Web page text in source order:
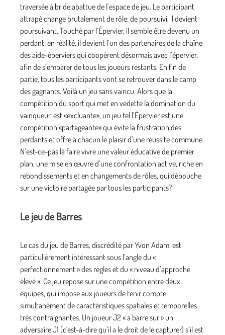
traversée à bride abattue de l’espace de jeu. Le participant
attrapé change brutalement de rôle: de poursuivi, il devient
poursuivant. Touché par l’Épervier, il semble être devenu un
perdant; en réalité, il devient l’un des partenaires de la chaîne
des aide-éperviers qui coopèrent désormais avec l’épervier,
afin de s’emparer de tous les joueurs restants. En fin de
partie, tous les participants vont se retrouver dans le camp
des gagnants. Voilà un jeu sans vaincu. Alors que la
compétition du sport qui met en vedette la domination du
vainqueur, est «excluante», un jeu tel l’Épervier est une
compétition «partageante» qui évite la frustration des
perdants et offre à chacun le plaisir d’une réussite commune.
N’est-ce-pas là faire vivre une valeur éducative de premier
plan, une mise en œuvre d’une confrontation active, riche en
rebondissements et en changements de rôles, qui débouche
sur une victoire partagée par tous les participants?
Le jeu de Barres
Le cas du jeu de Barres, discrédité par Yvon Adam, est
particulièrement intéressant sous l’angle du «
perfectionnement » des règles et du « niveau d’approche
élevé ». Ce jeu repose sur une compétition entre deux
équipes, qui impose aux joueurs de tenir compte
simultanément de caractéristiques spatiales et temporelles
très contraignantes. Un joueur J2 « a barre sur » un
adversaire J1 (c'est-à-dire qu’il a le droit de le capturer) s’il est